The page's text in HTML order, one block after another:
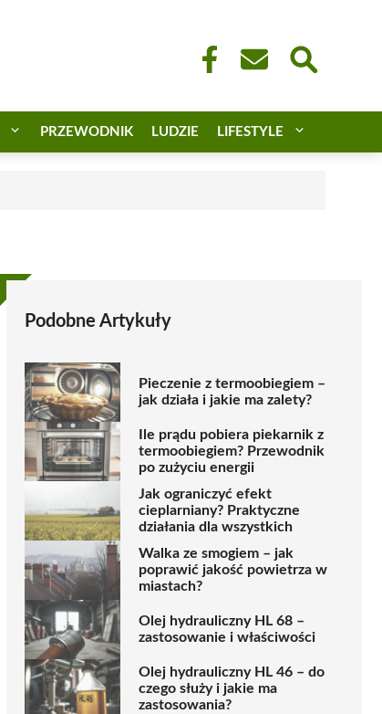
PRZEWODNIK LUDZIE LIFESTYLE
Podobne Artykuły
Pieczenie z termoobiegiem –
jak działa i jakie ma zalety?
Ile prądu pobiera piekarnik z
termoobiegiem? Przewodnik
po zużyciu energii
Jak ograniczyć efekt
cieplarniany? Praktyczne
działania dla wszystkich
Walka ze smogiem – jak
poprawić jakość powietrza w
miastach?
Olej hydrauliczny HL 68 –
zastosowanie i właściwości
Olej hydrauliczny HL 46 – do
czego służy i jakie ma
zastosowania?